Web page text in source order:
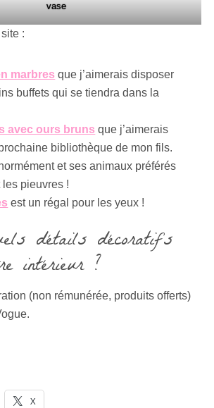
vase
:
marbres que j’aimerais disposer
buffets qui se tiendra dans la
avec ours bruns que j’aimerais
bibliothèque de mon fils.
et ses animaux préférés
pieuvres !
est un régal pour les yeux !
détails décoratifs
intérieur ?
(non rémunérée, produits offerts)
X